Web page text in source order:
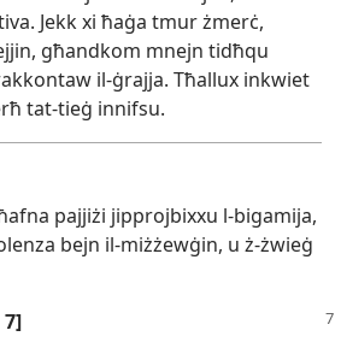
Jekk xi ħaġa tmur żmerċ,
għandkom mnejn tidħqu
il-​ġrajja. Tħallux inkwiet
tat-​tieġ innifsu.
pajjiżi jipprojbixxu l-​bigamija,
bejn il-​miżżewġin, u ż-​żwieġ